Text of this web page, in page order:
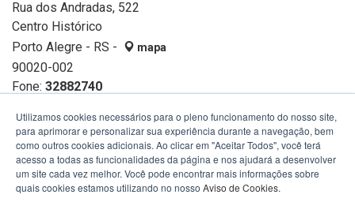
Rua dos Andradas, 522
Centro Histórico
Porto Alegre - RS -
mapa
90020-002
Fone: 32882740
Utilizamos cookies necessários para o pleno funcionamento do nosso site,
para aprimorar e personalizar sua experiência durante a navegação, bem
como outros cookies adicionais. Ao clicar em "Aceitar Todos", você terá
acesso a todas as funcionalidades da página e nos ajudará a desenvolver
um site cada vez melhor. Você pode encontrar mais informações sobre
quais cookies estamos utilizando no nosso Aviso de Cookies.